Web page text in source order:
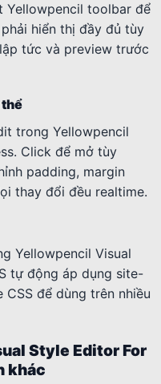
Yellowpencil toolbar để
hiển thị đầy đủ tùy
tức và preview trước
trong Yellowpencil
Click để mở tùy
padding, margin
thay đổi đều realtime.
Yellowpencil Visual
tự động áp dụng site-
để dùng trên nhiều
Style Editor For
khác